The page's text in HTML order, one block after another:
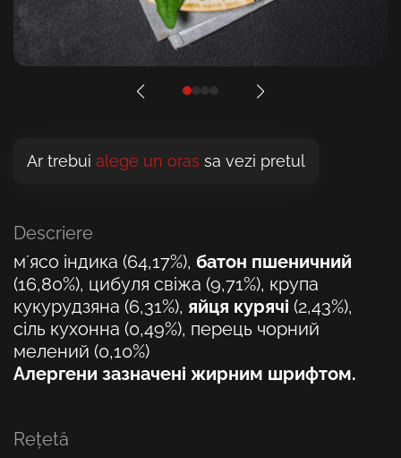
Ar trebui alege un oras sa vezi pretul
Descriere
мʼясо індика (64,17%), батон пшеничний
(16,80%), цибуля свіжа (9,71%), крупа
кукурудзяна (6,31%), яйця курячі (2,43%),
сіль кухонна (0,49%), перець чорний
мелений (0,10%)
Алергени зазначені жирним шрифтом.
Reţetă